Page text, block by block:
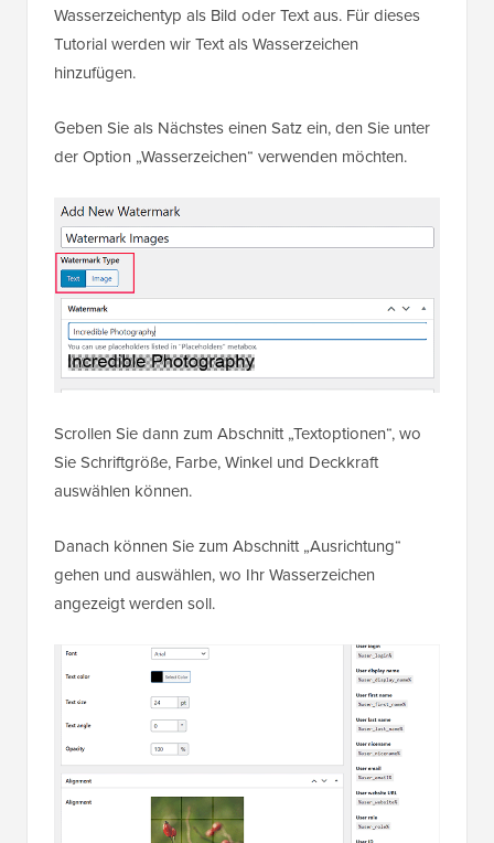
Wasserzeichentyp als Bild oder Text aus. Für dieses
Tutorial werden wir Text als Wasserzeichen
hinzufügen.
Geben Sie als Nächstes einen Satz ein, den Sie unter
der Option „Wasserzeichen“ verwenden möchten.
Scrollen Sie dann zum Abschnitt „Textoptionen“, wo
Sie Schriftgröße, Farbe, Winkel und Deckkraft
auswählen können.
Danach können Sie zum Abschnitt „Ausrichtung“
gehen und auswählen, wo Ihr Wasserzeichen
angezeigt werden soll.